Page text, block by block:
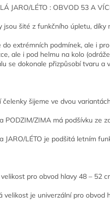
JARO/LÉTO : OBVOD 53 A
jsou šité z funkčního úpletu, díky
do extrémních podmínek, ale i
ale i pod helmu na kolo
se dokonale přizpůsobí tvaru a
čelenky šijeme ve dvou
PODZIM/ZIMA má podšívku ze
JARO/LÉTO je podšitá letním
pro obvod hlavy 48 – 52
velikost je univerzální pro obvod